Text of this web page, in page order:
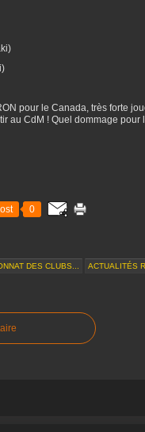
pour le Canada, très forte
au CdM ! Quel dommage
0
DES CLUBS... ACTUALITÉS